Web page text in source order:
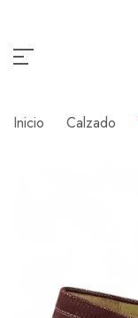
Inicio Calzado